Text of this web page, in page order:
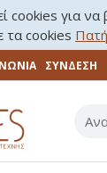
cookies για
τα cookies
ΣΎΝΔΕΣΗ